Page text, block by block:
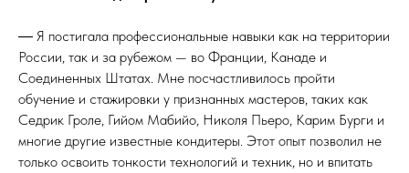
― Я постигала профессиональные навыки как на территории
России, так и за рубежом — во Франции, Канаде и
Соединенных Штатах. Мне посчастливилось пройти
обучение и стажировки у признанных мастеров, таких как
Седрик Гроле, Гийом Мабийо, Николя Пьеро, Карим Бурги и
многие другие известные кондитеры. Этот опыт позволил не
только освоить тонкости технологий и техник, но и впитать